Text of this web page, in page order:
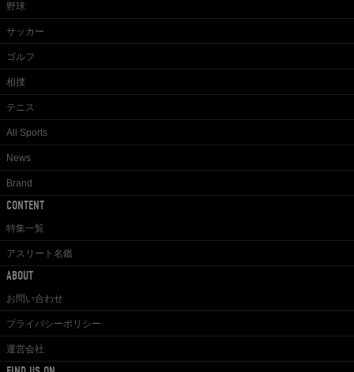
野球
サッカー
ゴルフ
相撲
テニス
All Sports
News
Brand
CONTENT
特集一覧
アスリート名鑑
ABOUT
お問い合わせ
プライバシーポリシー
運営会社